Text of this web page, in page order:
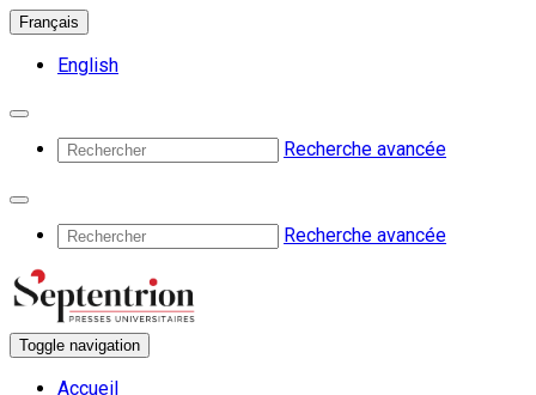
Français
English
Recherche avancée
Recherche avancée
Toggle navigation
Accueil